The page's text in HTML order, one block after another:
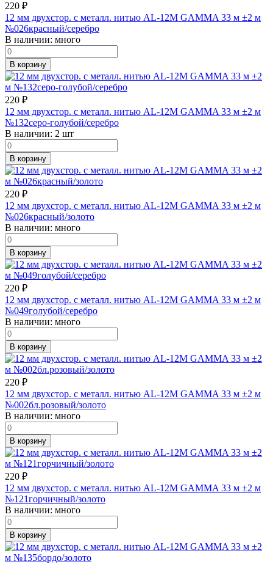
220 ₽
12 мм двухстор. с металл. нитью AL-12M GAMMA 33 м ±2 м
№026красный/серебро
В наличии: много
В корзину
220 ₽
12 мм двухстор. с металл. нитью AL-12M GAMMA 33 м ±2 м
№132серо-голубой/серебро
В наличии: 2 шт
В корзину
220 ₽
12 мм двухстор. с металл. нитью AL-12M GAMMA 33 м ±2 м
№026красный/золото
В наличии: много
В корзину
220 ₽
12 мм двухстор. с металл. нитью AL-12M GAMMA 33 м ±2 м
№049голубой/серебро
В наличии: много
В корзину
220 ₽
12 мм двухстор. с металл. нитью AL-12M GAMMA 33 м ±2 м
№002бл.розовый/золото
В наличии: много
В корзину
220 ₽
12 мм двухстор. с металл. нитью AL-12M GAMMA 33 м ±2 м
№121горчичный/золото
В наличии: много
В корзину